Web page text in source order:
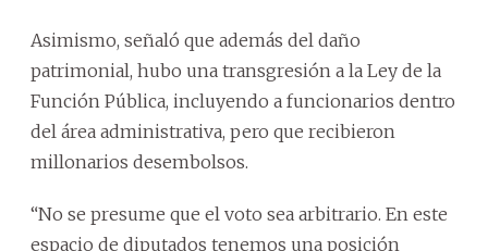
Asimismo, señaló que además del daño
patrimonial, hubo una transgresión a la Ley de la
Función Pública, incluyendo a funcionarios dentro
del área administrativa, pero que recibieron
millonarios desembolsos.
“No se presume que el voto sea arbitrario. En este
espacio de diputados tenemos una posición